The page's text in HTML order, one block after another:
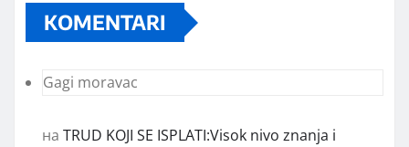
KOMENTARI
Gagi moravac
на TRUD KOJI SE ISPLATI:Visok nivo znanja i